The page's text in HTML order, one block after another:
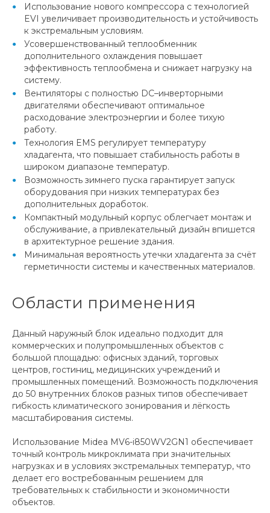
Использование нового компрессора с технологией
EVI увеличивает производительность и устойчивость
к экстремальным условиям.
Усовершенствованный теплообменник
дополнительного охлаждения повышает
эффективность теплообмена и снижает нагрузку на
систему.
Вентиляторы с полностью DC–инверторными
двигателями обеспечивают оптимальное
расходование электроэнергии и более тихую
работу.
Технология EMS регулирует температуру
хладагента, что повышает стабильность работы в
широком диапазоне температур.
Возможность зимнего пуска гарантирует запуск
оборудования при низких температурах без
дополнительных доработок.
Компактный модульный корпус облегчает монтаж и
обслуживание, а привлекательный дизайн впишется
в архитектурное решение здания.
Минимальная вероятность утечки хладагента за счёт
герметичности системы и качественных материалов.
Области применения
Данный наружный блок идеально подходит для
коммерческих и полупромышленных объектов с
большой площадью: офисных зданий, торговых
центров, гостиниц, медицинских учреждений и
промышленных помещений. Возможность подключения
до 50 внутренних блоков разных типов обеспечивает
гибкость климатического зонирования и лёгкость
масштабирования системы.
Использование Midea MV6-i850WV2GN1 обеспечивает
точный контроль микроклимата при значительных
нагрузках и в условиях экстремальных температур, что
делает его востребованным решением для
требовательных к стабильности и экономичности
объектов.